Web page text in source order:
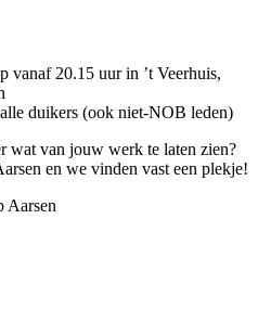
vanaf 20.15 uur in ’t Veerhuis,
duikers (ook niet-NOB leden)
wat van jouw werk te laten zien?
en we vinden vast een plekje!
Aarsen